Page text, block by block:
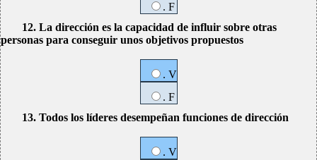
. F
12. La dirección es la capacidad de influir sobre otras
personas para conseguir unos objetivos propuestos
. V
. F
13. Todos los líderes desempeñan funciones de dirección
. V